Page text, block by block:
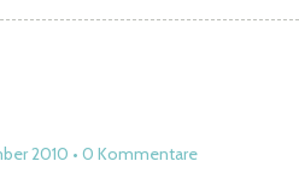
2010 0 Kommentare